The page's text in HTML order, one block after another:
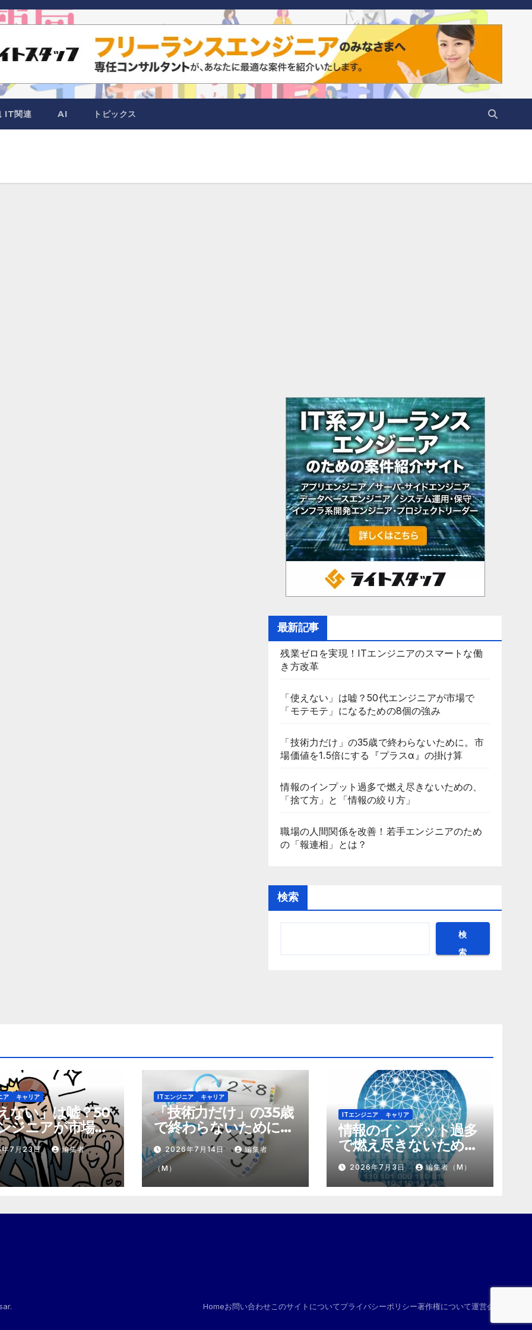
IT関連 AI トピックス
最新記事
残業ゼロを実現！ITエンジニアのスマートな働
き方改革
「使えない」は嘘？50代エンジニアが市場で
「モテモテ」になるための8個の強み
「技術力だけ」の35歳で終わらないために。市
場価値を1.5倍にする『プラスα』の掛け算
情報のインプット過多で燃え尽きないための、
「捨て方」と「情報の絞り方」
職場の人間関係を改善！若手エンジニアのため
の「報連相」とは？
検索
検
索
ア キャリア
ない」は嘘？50
ジニアが市場で
モテ」になるた
個の強み
7月23日 編集者
ITエンジニア キャリア
「技術力だけ」の35歳
で終わらないために。
市場価値を1.5倍にする
『プラスα』の掛け算
2026年7月14日 編集者
（M）
ITエンジニア キャリア
情報のインプット過多
で燃え尽きないため
の、「捨て方」と「情
報の絞り方」
2026年7月3日 編集者（M）
. Homeお問い合わせこのサイトについてプライバシーポリシー著作権について運営会社